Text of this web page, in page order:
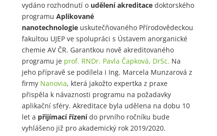
vydáno rozhodnutí o udělení akreditacedoktorského
programu Aplikované
nanotechnologie uskutečňovaného Přírodovědeckou
fakultou UJEP ve spolupráci s Ústavem anorganické
chemie AV ČR. Garantkou nově akreditovaného
programu je prof. RNDr. Pavla Čapková, DrSc. Na
jeho přípravě se podílela i Ing. Marcela Munzarová z
firmy Nanovia, která jakožto expertka z praxe
přispěla k návaznosti programu na požadavky
aplikační sféry. Akreditace byla udělena na dobu 10
let a přijímací řízenído prvního ročníku bude
vyhlášeno již pro akademický rok 2019/2020.